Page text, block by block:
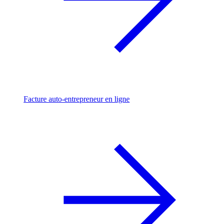
Facture auto-entrepreneur en ligne